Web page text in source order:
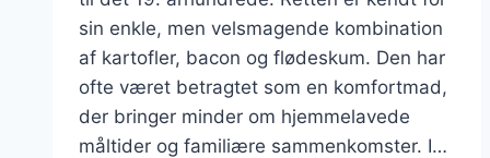
sin enkle, men velsmagende kombination
af kartofler, bacon og flødeskum. Den har
ofte været betragtet som en komfortmad,
der bringer minder om hjemmelavede
måltider og familiære sammenkomster. I…